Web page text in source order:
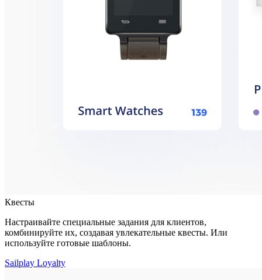
Квесты
Настраивайте специальные задания для клиентов,
комбинируйте их, создавая увлекательные квесты. Или
используйте готовые шаблоны.
Sailplay Loyalty